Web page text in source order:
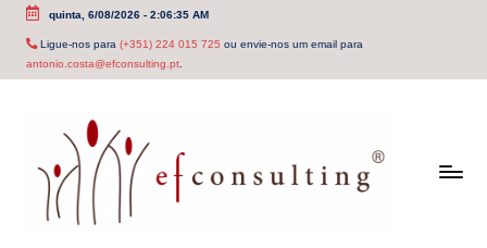
Skip
quinta, 6/08/2026- 2:06:36 AM
Ligue-nos para (+351) 224 015 725 ou envie-nos um email para
antonio.costa@efconsulting.pt.